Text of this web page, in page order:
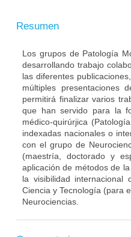
Resumen
Los grupos de Patología
desarrollando trabajo
las diferentes
múltiples presentaciones
permitirá finalizar varios
que han servido para la
médico-quirúrjica
indexadas nacionales o
con el grupo de
(maestría, doctorado y
aplicación de métodos de
la visibilidad
Ciencia y Tecnología (para
Neurociencias.